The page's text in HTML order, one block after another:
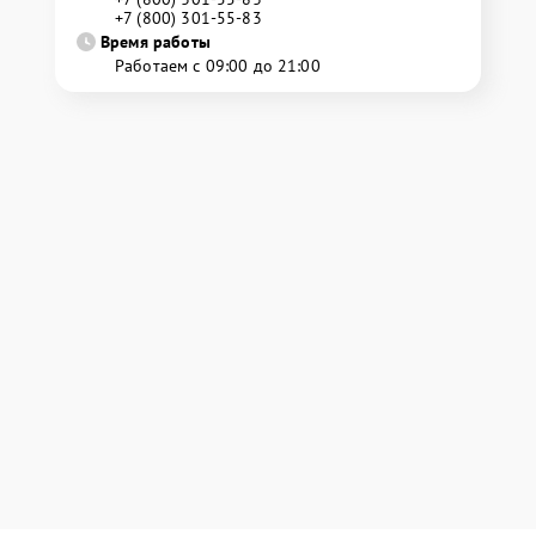
+7 (800) 301-55-83
Время работы
Работаем с 09:00 до 21:00